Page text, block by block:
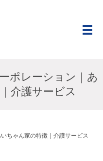
メ
ポレーション｜あ
介護サービス
ちゃん家の特徴｜介護サービス